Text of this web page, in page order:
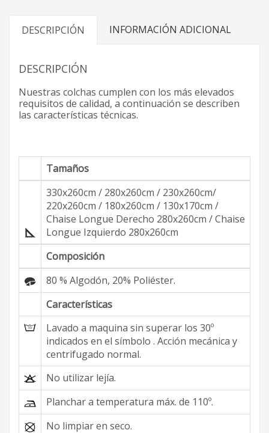
DESCRIPCIÓN INFORMACIÓN ADICIONAL
DESCRIPCIÓN
Nuestras colchas cumplen con los más elevados
requisitos de calidad, a continuación se describen
las características técnicas.
Tamaños
330x260cm / 280x260cm / 230x260cm/
220x260cm / 180x260cm / 130x170cm /
Chaise Longue Derecho 280x260cm / Chaise
Longue Izquierdo 280x260cm
Composición
80 % Algodón, 20% Poliéster.
Características
Lavado a maquina sin superar los 30º
indicados en el símbolo . Acción mecánica y
centrifugado normal.
No utilizar lejía.
Planchar a temperatura máx. de 110º.
No limpiar en seco.